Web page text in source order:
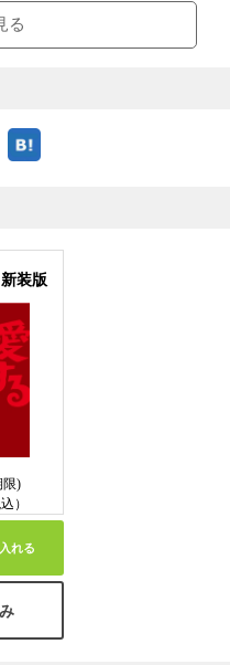
ーア・モバイルビューア
る
装版
限)
）
れる